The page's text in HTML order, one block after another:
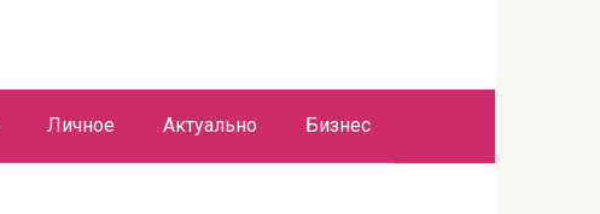
Личное Актуально Бизнес